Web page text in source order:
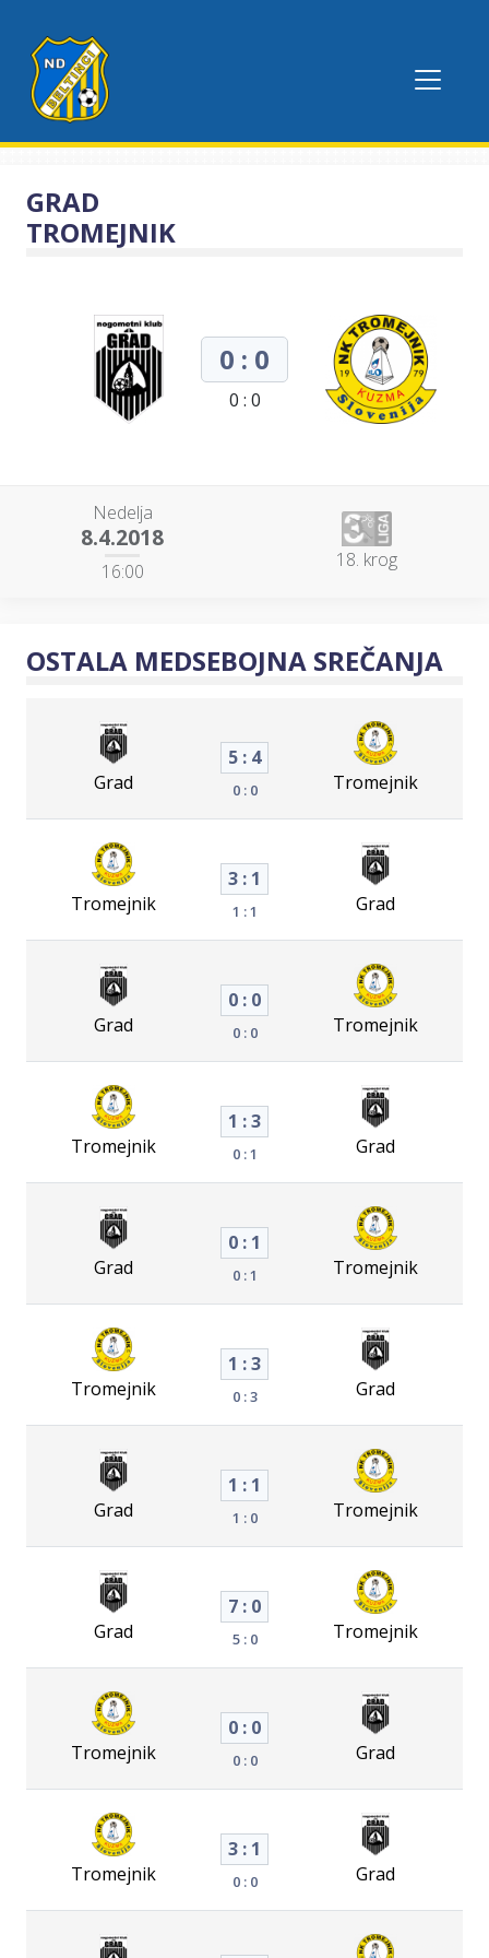
GRAD
TROMEJNIK
0 : 0
0 : 0
Nedelja
8.4.2018
16:00 18. krog
OSTALA MEDSEBOJNA SREČANJA
Grad
5 : 4
0 : 0 Tromejnik
Tromejnik
3 : 1
1 : 1 Grad
Grad
0 : 0
0 : 0 Tromejnik
Tromejnik
1 : 3
0 : 1 Grad
Grad
0 : 1
0 : 1 Tromejnik
Tromejnik
1 : 3
0 : 3 Grad
Grad
1 : 1
1 : 0 Tromejnik
Grad
7 : 0
5 : 0 Tromejnik
Tromejnik
0 : 0
0 : 0 Grad
Tromejnik
3 : 1
0 : 0 Grad